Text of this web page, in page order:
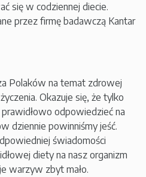
się w codziennej diecie.
przez firmę badawczą Kantar
Polaków na temat zdrowej
Okazuje się, że tylko
odpowiedzieć na
dziennie powinniśmy jeść.
świadomości
diety na nasz organizm
warzyw zbyt mało.